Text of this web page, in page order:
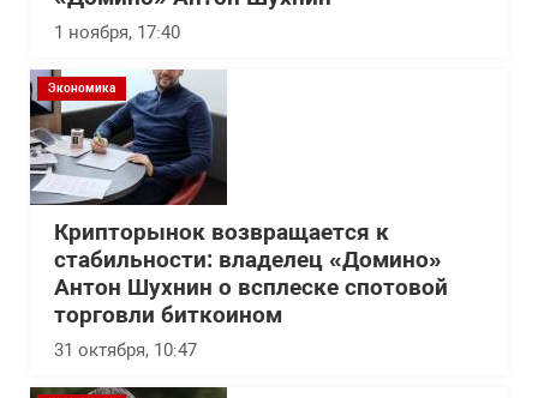
1 ноября, 17:40
Экономика
Крипторынок возвращается к
стабильности: владелец «Домино»
Антон Шухнин о всплеске спотовой
торговли биткоином
31 октября, 10:47